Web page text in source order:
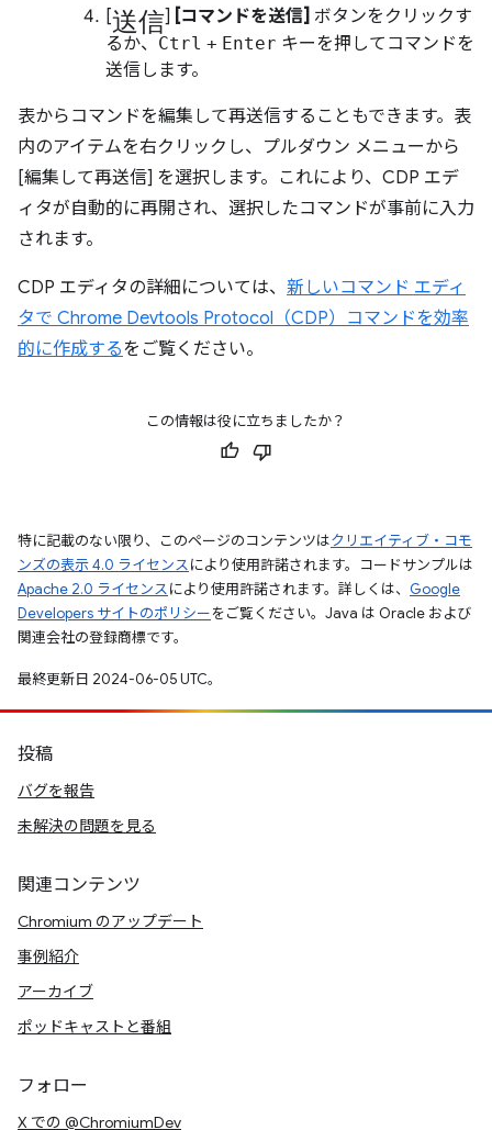
[送信] [コマンドを送信] ボタンをクリックす
るか、 Ctrl + Enter キーを押してコマンドを
送信します。
表からコマンドを編集して再送信することもできます。表
内のアイテムを右クリックし、プルダウン メニューから
[編集して再送信] を選択します。これにより、CDP エデ
ィタが自動的に再開され、選択したコマンドが事前に入力
されます。
CDP エディタの詳細については、 新しいコマンド エディ
タで Chrome Devtools Protocol（CDP）コマンドを効率
的に作成するをご覧ください。
この情報は役に立ちましたか？
特に記載のない限り、このページのコンテンツはクリエイティブ・コモ
ンズの表示 4.0 ライセンスにより使用許諾されます。コードサンプルは
Apache 2.0 ライセンスにより使用許諾されます。詳しくは、 Google
Developers サイトのポリシーをご覧ください。Java は Oracle および
関連会社の登録商標です。
最終更新日 2024-06-05 UTC。
投稿
バグを報告
未解決の問題を見る
関連コンテンツ
Chromium のアップデート
事例紹介
アーカイブ
ポッドキャストと番組
フォロー
X での @ChromiumDev